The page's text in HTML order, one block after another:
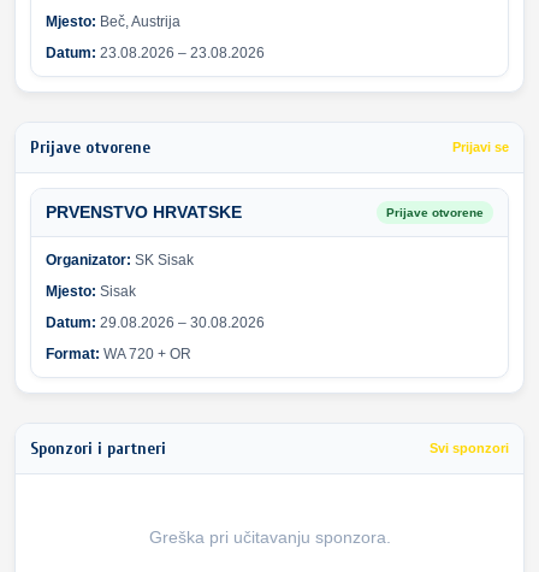
Mjesto: Beč, Austrija
Datum: 23.08.2026 – 23.08.2026
Prijave otvorene Prijavi se
PRVENSTVO HRVATSKE Prijave otvorene
Organizator: SK Sisak
Mjesto: Sisak
Datum: 29.08.2026 – 30.08.2026
Format: WA 720 + OR
Sponzori i partneri Svi sponzori
Greška pri učitavanju sponzora.